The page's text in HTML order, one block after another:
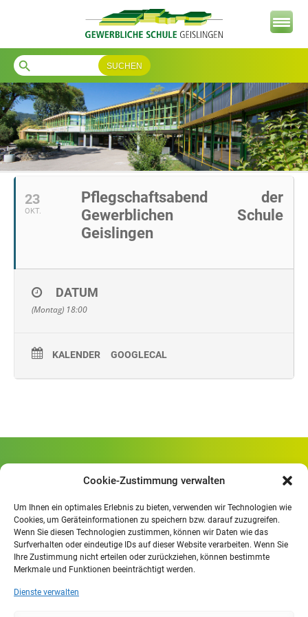
Cookie-Zustimmung verwalten
Um Ihnen ein optimales Erlebnis zu bieten, verwenden wir Technologien wie
Cookies, um Geräteinformationen zu speichern bzw. darauf zuzugreifen.
Wenn Sie diesen Technologien zustimmen, können wir Daten wie das
Surfverhalten oder eindeutige IDs auf dieser Website verarbeiten. Wenn Sie
Ihre Zustimmung nicht erteilen oder zurückziehen, können bestimmte
Merkmale und Funktionen beeinträchtigt werden.
Dienste verwalten
search
23
OKT.
Pflegschaftsabend der
Gewerblichen Schule
Geislingen
DATUM
(Montag) 18:00
KALENDER GOOGLECAL
Rheinlandstraße 80
Öffnungszeiten
Mo. - Fr.
07.30 - 13.00 Uhr
Mo. - Do.
13:30 - 15.30 Uhr